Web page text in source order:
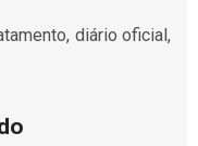
, diário oficial,